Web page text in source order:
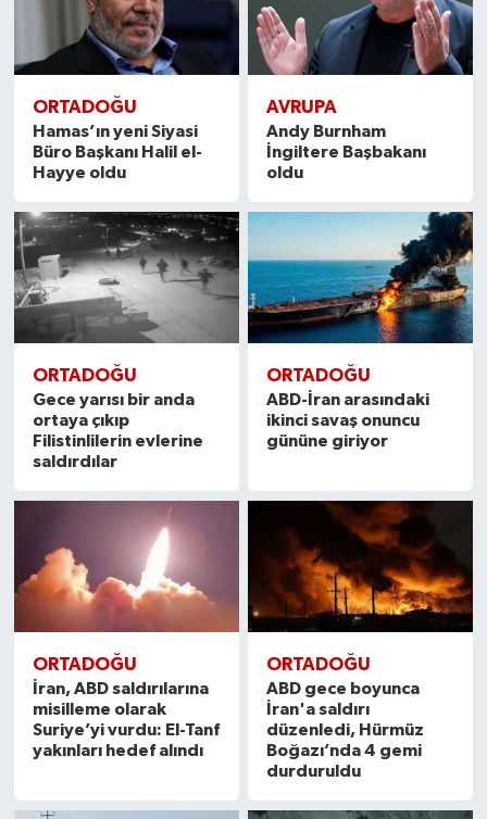
ORTADOĞU
Hamas’ın yeni Siyasi
Büro Başkanı Halil el-
Hayye oldu
AVRUPA
Andy Burnham
İngiltere Başbakanı
oldu
ORTADOĞU
Gece yarısı bir anda
ortaya çıkıp
Filistinlilerin evlerine
saldırdılar
ORTADOĞU
ABD-İran arasındaki
ikinci savaş onuncu
gününe giriyor
ORTADOĞU
İran, ABD saldırılarına
misilleme olarak
Suriye’yi vurdu: El-Tanf
yakınları hedef alındı
ORTADOĞU
ABD gece boyunca
İran'a saldırı
düzenledi, Hürmüz
Boğazı’nda 4 gemi
durduruldu